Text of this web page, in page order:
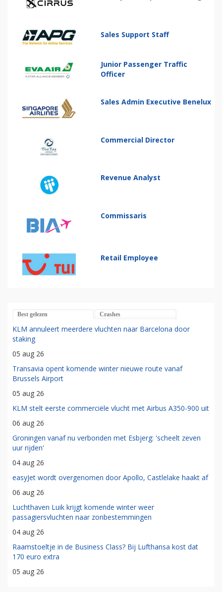
Sales Support Staff
Junior Passenger Traffic
Officer
Sales Admin Executive Benelux
Commercial Director
Revenue Analyst
Commissaris
Retail Employee
Best gelezen Crashes
KLM annuleert meerdere vluchten naar Barcelona door
staking
05 aug 26
Transavia opent komende winter nieuwe route vanaf
Brussels Airport
05 aug 26
KLM stelt eerste commerciële vlucht met Airbus A350-900 uit
06 aug 26
Groningen vanaf nu verbonden met Esbjerg: 'scheelt zeven
uur rijden'
04 aug 26
easyJet wordt overgenomen door Apollo, Castlelake haakt af
06 aug 26
Luchthaven Luik krijgt komende winter weer
passagiersvluchten naar zonbestemmingen
04 aug 26
Raamstoeltje in de Business Class? Bij Lufthansa kost dat
170 euro extra
05 aug 26